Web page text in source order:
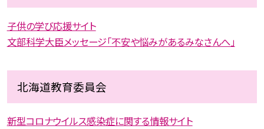
子供の学び応援サイト
文部科学大臣メッセージ「不安や悩みがあるみなさんへ」
北海道教育委員会
新型コロナウイルス感染症に関する情報サイト